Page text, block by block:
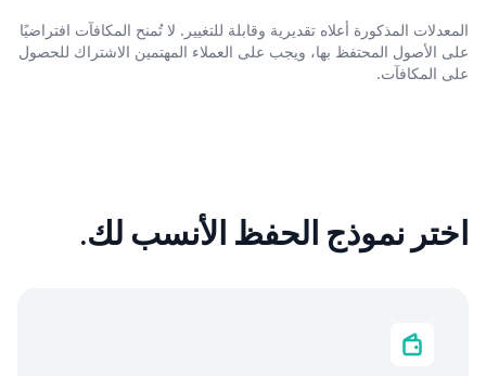
المعدلات المذكورة أعلاه تقديرية وقابلة للتغيير. لا تُمنح المكافآت افتراضيًا
على الأصول المحتفظ بها، ويجب على العملاء المهتمين الاشتراك للحصول
على المكافآت.
اختر نموذج الحفظ الأنسب لك.